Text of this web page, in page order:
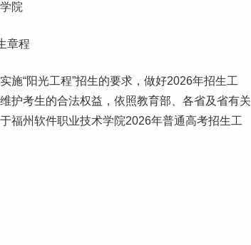
院
章程
施“阳光工程”招生的要求，做好2026年招生工
护考生的合法权益，依照教育部、各省及省有关
福州软件职业技术学院2026年普通高考招生工